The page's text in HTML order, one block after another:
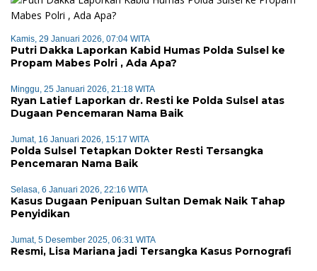
Kamis, 29 Januari 2026, 07:04 WITA
Putri Dakka Laporkan Kabid Humas Polda Sulsel ke
Propam Mabes Polri , Ada Apa?
Minggu, 25 Januari 2026, 21:18 WITA
Ryan Latief Laporkan dr. Resti ke Polda Sulsel atas
Dugaan Pencemaran Nama Baik
Jumat, 16 Januari 2026, 15:17 WITA
Polda Sulsel Tetapkan Dokter Resti Tersangka
Pencemaran Nama Baik
Selasa, 6 Januari 2026, 22:16 WITA
Kasus Dugaan Penipuan Sultan Demak Naik Tahap
Penyidikan
Jumat, 5 Desember 2025, 06:31 WITA
Resmi, Lisa Mariana jadi Tersangka Kasus Pornografi